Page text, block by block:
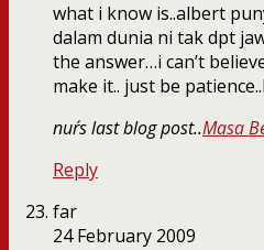
what i know is..albert
dalam dunia ni tak dpt
the answer…i can’t
make it.. just be
nur´s last blog post..Masa
Reply
far
24 February 2009